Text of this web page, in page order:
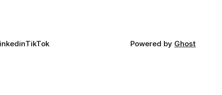
TikTok Powered by Ghost